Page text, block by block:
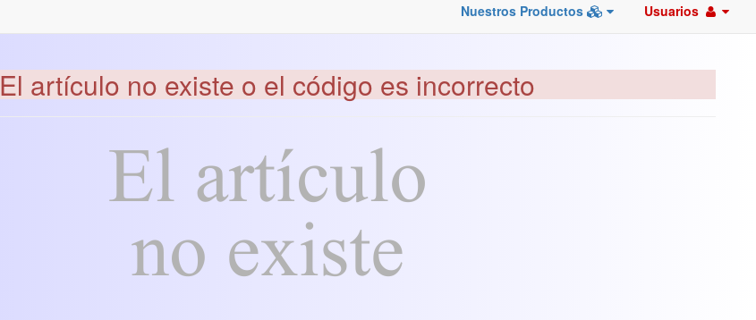
Nuestros Productos Usuarios
El artículo no existe o el código es incorrecto